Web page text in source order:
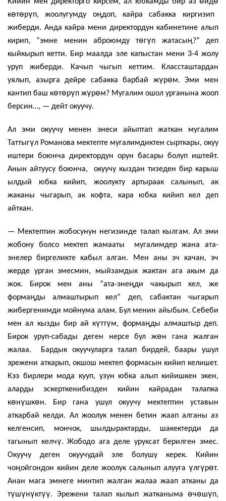
көтөрүп, жоолугумду оӊдоп, кайра сабакка киргизип
жиберди. Анда кайра мени директордун кабинетине алып
кирип, “эмне менин аброюмду төгүп жатасыӊ?” деп
кыйкырып кетти. Бир маалда эле капыстан мени 3-4 жолу
уруп жиберди. Качып чыгып кеттим. Классташтардан
уялып, азырга дейре сабакка барбай жүрөм. Эми мен
кантип баш көтөрүп жүрөм? Мугалим ошол урганына жооп
берсин…, — дейт окуучу.
Ал эми окуучу менен энеси айыптап жаткан мугалим
Таттыгүл Романова мектепте мугалимдиктен сырткары, окуу
иштери боюнча директордун орун басары болуп иштейт.
Анын айтуусу боюнча, окуучу кыздан тизеден бир карыш
ылдый юбка кийип, жоолукту артыраак салынып, ак
жаканы чыгарып, ак кофта, кара юбка кийип кел деп
айткан.
— Мектептин жобосунун негизинде талап кылгам. Ал эми
жобону болсо мектеп жамааты мугалимдер жана ата-
энелер биргеликте кабыл алган. Мен аны эч качан, эч
жерде урган эмесмин, мыйзамдык жактан ага акым да
жок. Бирок мен аны “ата-энеӊди чакырып кел, же
формаӊды алмаштырып кел” деп, сабактан чыгарып
жибергенимди мойнума алам. Бул менин айыбым. Себеби
мен ал кызды бир ай күттүм, формаӊды алмаштыр деп.
Бирок уруп-сабады деген нерсе бул жөн гана жалган
жалаа. Бардык окуучуларга талап бирдей, баары ушул
эрежени аткарып, окшош мектеп формасын кийип келишет.
Кээ бирлери мода кууп, узун юбка алып кийишкен экен,
аларды эскерткенибизден кийин кайрадан талапка
көнүшкөн. Бир гана ушул окуучу мектептин уставын
аткарбай келди. Ал жоолук менен бетин жаап алганы аз
келгенсип, мончок, шылдырактарды, шакектерди да
тагынып келчү. Жободо ага деле уруксат берилген эмес.
Окуучу деген окуучудай эле болушу керек. Кийин
чоӊойгондон кийин деле жоолук салынып алууга үлгүрөт.
Анан мага эмнеге минтип жалган жалаа жаап атканы да
түшүнүктүү. Эрежени талап кылып жатканыма өчөшүп,